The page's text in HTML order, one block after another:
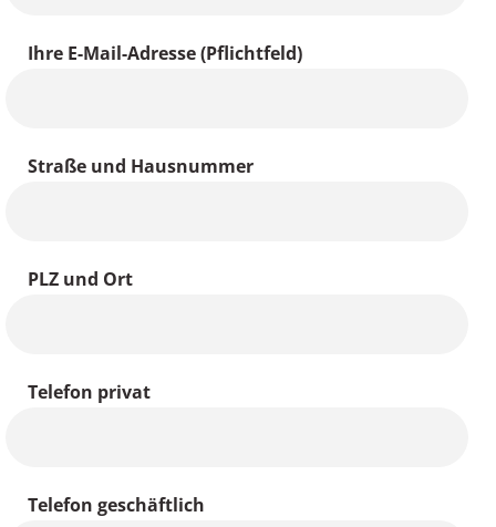
Ihre E-Mail-Adresse (Pflichtfeld)
Straße und Hausnummer
PLZ und Ort
Telefon privat
Telefon geschäftlich